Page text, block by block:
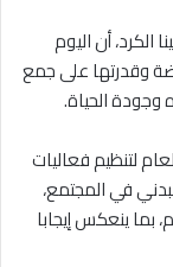
الكرد، أن اليوم
وقدرتها على جمع
الحياة.
لتنظيم فعاليات
في المجتمع،
بما ينعكس إيجابا